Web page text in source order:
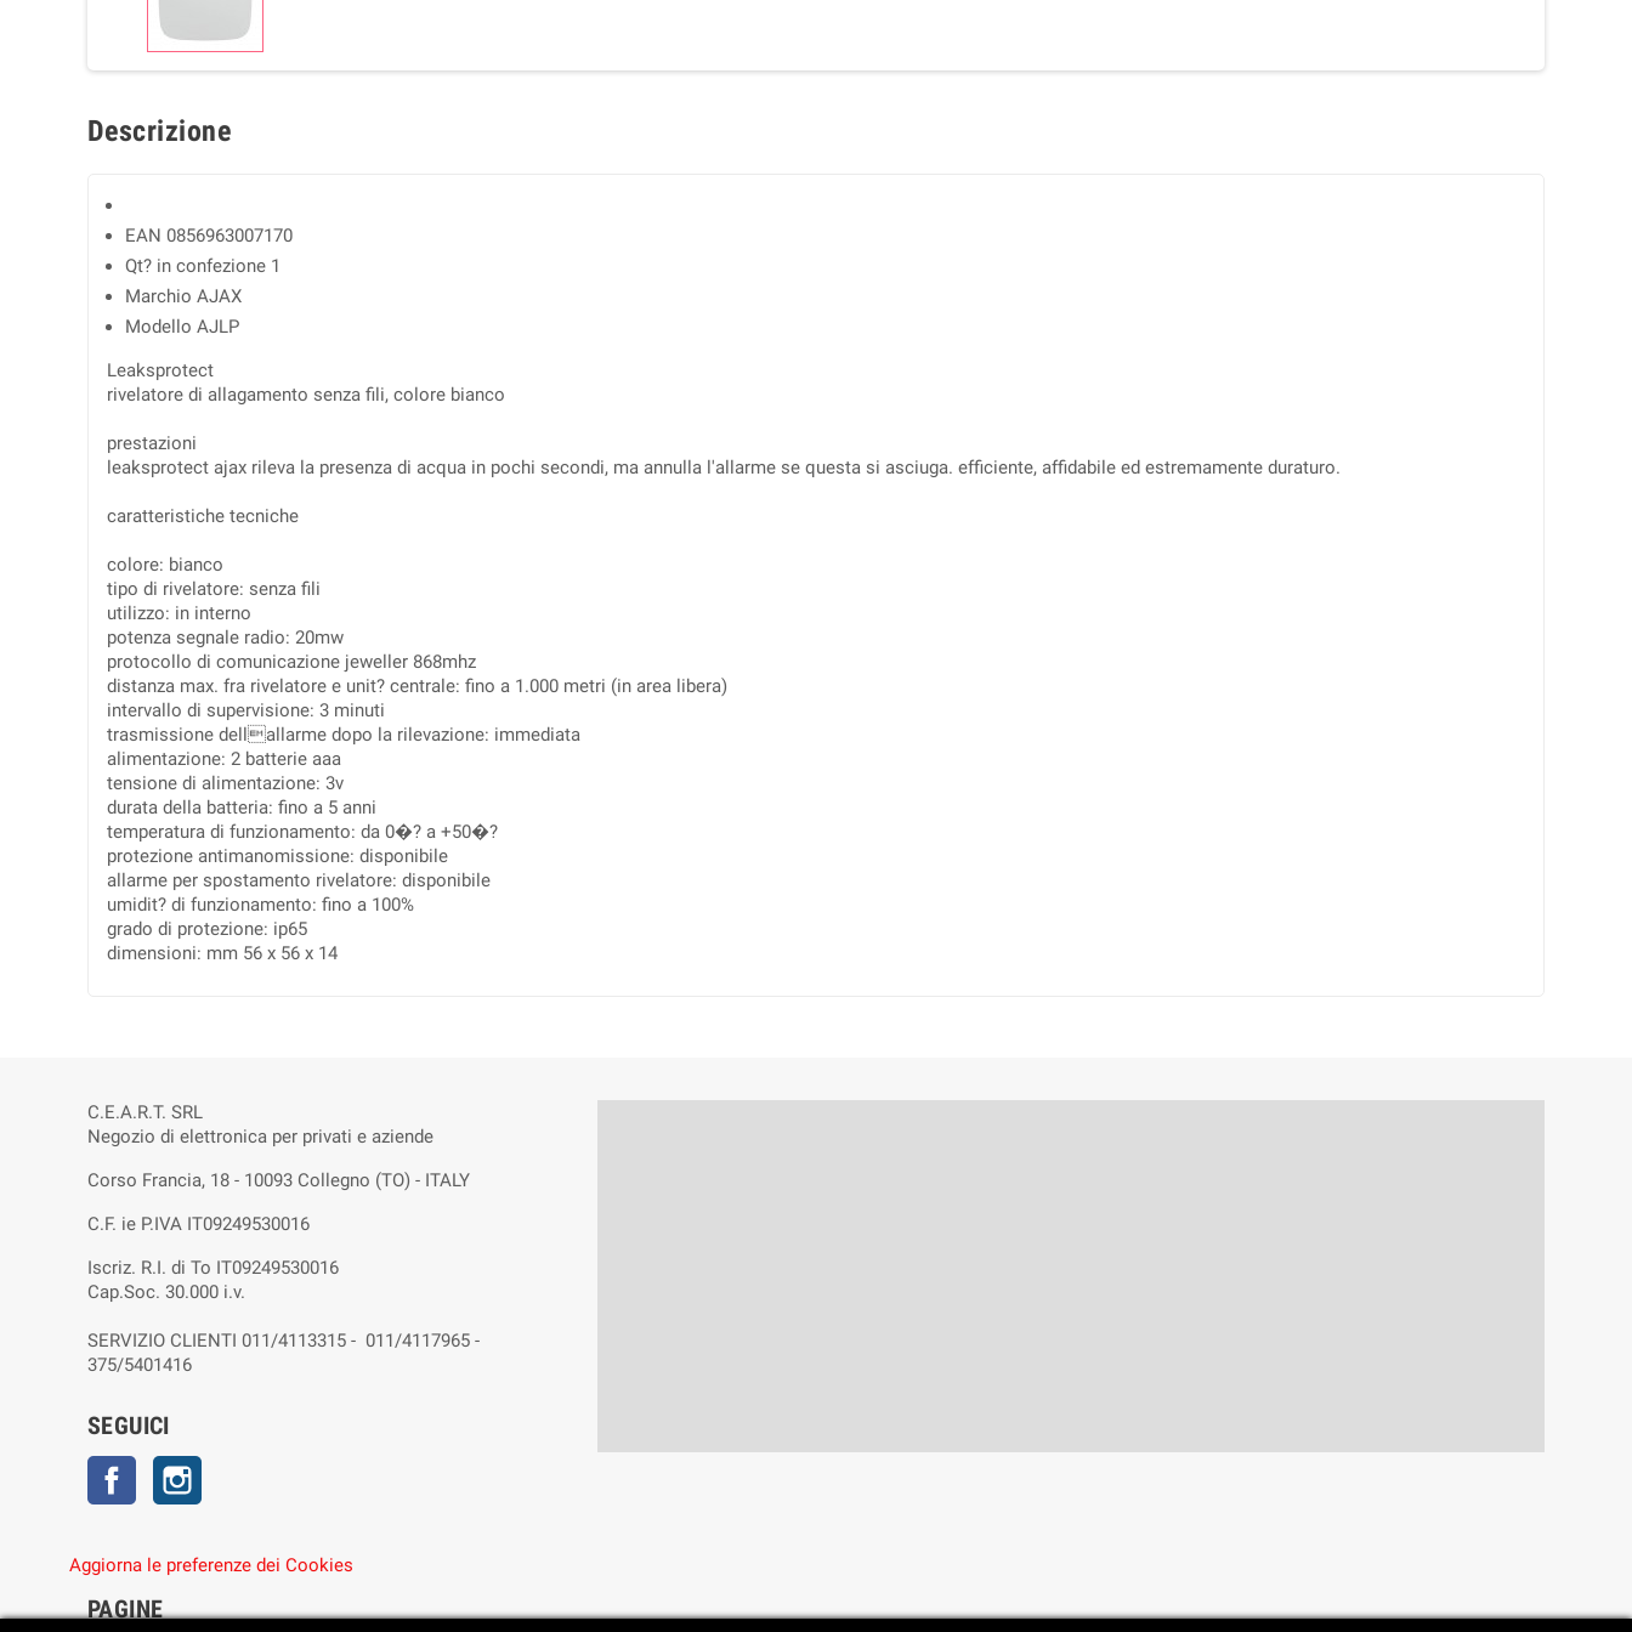
Descrizione
EAN 0856963007170
Qt? in confezione 1
Marchio AJAX
Modello AJLP
Leaksprotect
rivelatore di allagamento senza fili, colore bianco
prestazioni
leaksprotect ajax rileva la presenza di acqua in pochi secondi, ma annulla l'allarme se questa si asciuga. efficiente, affidabile ed estremamente duraturo.
caratteristiche tecniche
colore: bianco
tipo di rivelatore: senza fili
utilizzo: in interno
potenza segnale radio: 20mw
protocollo di comunicazione jeweller 868mhz
distanza max. fra rivelatore e unit? centrale: fino a 1.000 metri (in area libera)
intervallo di supervisione: 3 minuti
trasmissione dellallarme dopo la rilevazione: immediata
alimentazione: 2 batterie aaa
tensione di alimentazione: 3v
durata della batteria: fino a 5 anni
temperatura di funzionamento: da 0�? a +50�?
protezione antimanomissione: disponibile
allarme per spostamento rivelatore: disponibile
umidit? di funzionamento: fino a 100%
grado di protezione: ip65
dimensioni: mm 56 x 56 x 14
C.E.A.R.T. SRL
Negozio di elettronica per privati e aziende
Corso Francia, 18 - 10093 Collegno (TO) - ITALY
C.F. ie P.IVA IT09249530016
Iscriz. R.I. di To IT09249530016
Cap.Soc. 30.000 i.v.
SERVIZIO CLIENTI 011/4113315 - 011/4117965 -
375/5401416
SEGUICI
Facebook
Aggiorna le preferenze dei Cookies
PAGINE